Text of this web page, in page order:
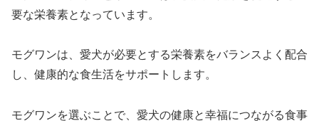
要な栄養素となっています。
モグワンは、愛犬が必要とする栄養素をバランスよく配合
し、健康的な食生活をサポートします。
モグワンを選ぶことで、愛犬の健康と幸福につながる食事